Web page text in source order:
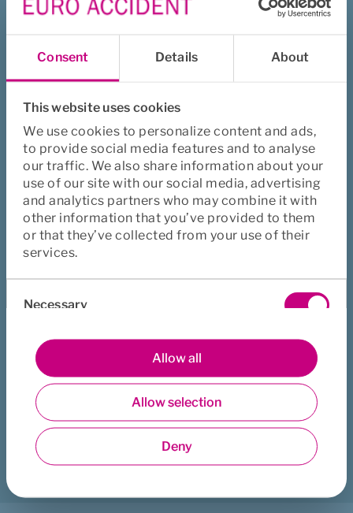
Consent Details About
This website uses cookies
We use cookies to personalize content and ads,
to provide social media features and to analyse
our traffic. We also share information about your
use of our site with our social media, advertising
and analytics partners who may combine it with
other information that you’ve provided to them
or that they’ve collected from your use of their
services.
Selection
Necessary
Preferences
Statistics
Marketing
Allow all
Allow selection
Deny
Betingelser og Blanketter
Vi har samlet alle vores betingelser og blanketter på en
side.
Til siden
Sådan køber du forsikringen
Vores forsikringer kan købes igennem
forsikringsformidlere eller nogle af vores partnere.
Læs mere om det her
Var denne side en hjælp?
Ja
Nej